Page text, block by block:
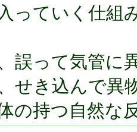
っていく仕組
誤って気管に
せき込んで異
の持つ自然な